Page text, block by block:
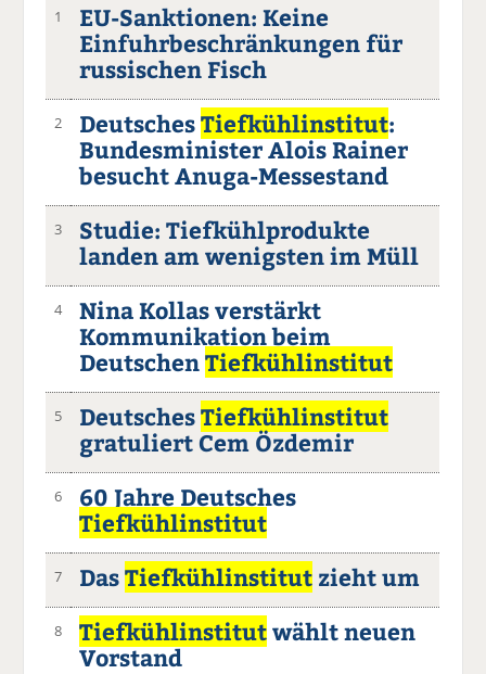
1
EU-Sanktionen: Keine
Einfuhrbeschränkungen für
russischen Fisch
2 DeutschesTiefkühlinstitut:
Bundesminister Alois Rainer
besucht Anuga-Messestand
3
Studie: Tiefkühlprodukte
landen am wenigsten im Müll
4
Nina Kollas verstärkt
Kommunikation beim
DeutschenTiefkühlinstitut
5 DeutschesTiefkühlinstitut
gratuliert Cem Özdemir
6
60 Jahre Deutsches
Tiefkühlinstitut
7 DasTiefkühlinstitut zieht um
8 Tiefkühlinstitutwählt neuen
Vorstand